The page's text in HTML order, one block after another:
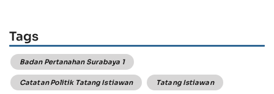
Tags
Badan Pertanahan Surabaya 1
Catatan Politik Tatang Istiawan Tatang Istiawan